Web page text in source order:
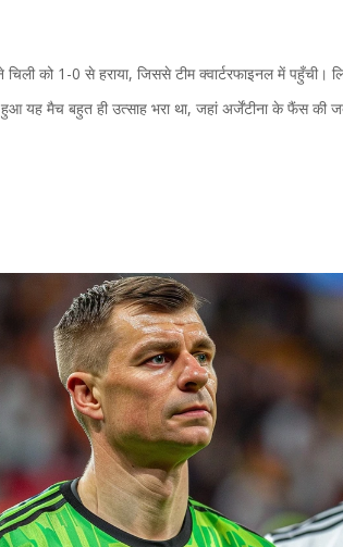
चिली को 1-0 से हराया, जिससे टीम क्वार्टरफाइनल में
यह मैच बहुत ही उत्साह भरा था, जहां अर्जेंटीना के फैंस की